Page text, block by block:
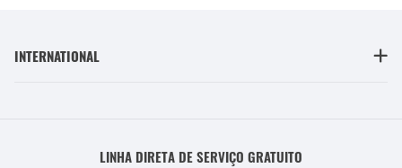
INTERNATIONAL
LINHA DIRETA DE SERVIÇO GRATUITO